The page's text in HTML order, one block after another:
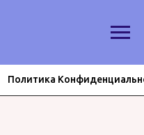
Политика